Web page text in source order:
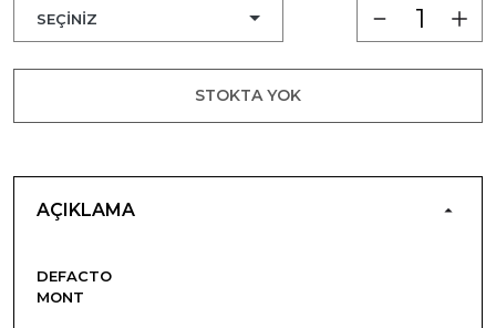
STOKTA YOK
AÇIKLAMA
DEFACTO
MONT